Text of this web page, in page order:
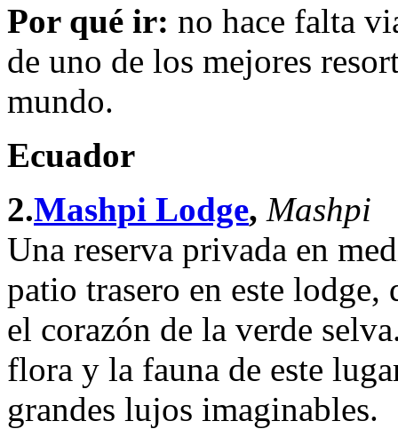
Por qué ir: no hace falta
de uno de los mejores
mundo.
Ecuador
2.Mashpi Lodge, Mashpi
Una reserva privada en
patio trasero en este lodge,
el corazón de la verde
flora y la fauna de este
grandes lujos imaginables.